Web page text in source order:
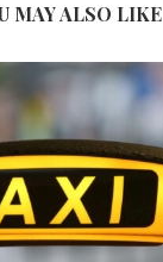
MAY ALSO LIKE